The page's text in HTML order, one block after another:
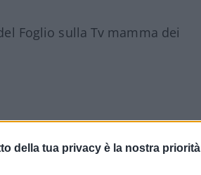
della tua privacy è la nostra priorità
Foglio sulla Tv mamma dei
SGARBI